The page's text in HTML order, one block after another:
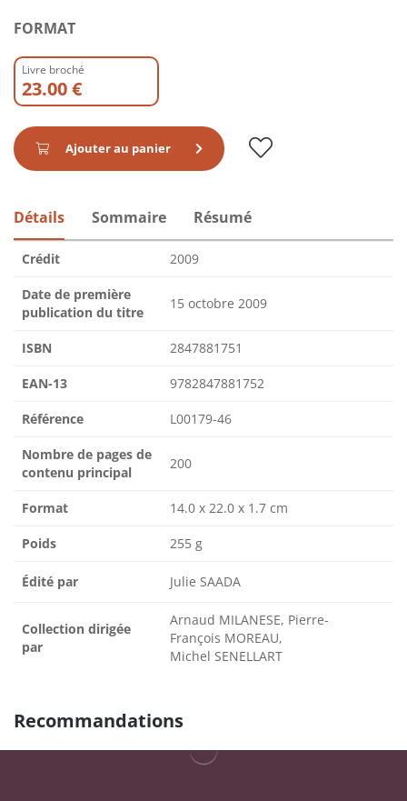
FORMAT
Livre broché
23.00 €
Ajouter au panier
Détails Sommaire Résumé
Crédit 2009
Date de première
publication du titre
15 octobre 2009
ISBN 2847881751
EAN-13 9782847881752
Référence L00179-46
Nombre de pages de
contenu principal
200
Format 14.0 x 22.0 x 1.7 cm
Poids 255 g
Édité par Julie SAADA
Collection dirigée
par
Arnaud MILANESE, Pierre-
François MOREAU,
Michel SENELLART
Recommandations